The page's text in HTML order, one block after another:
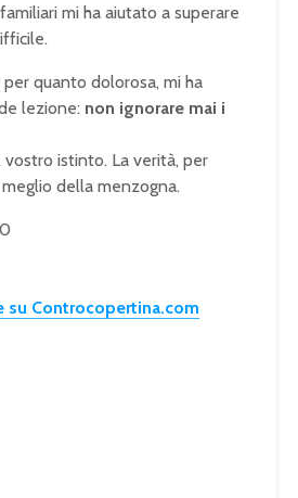
mi ha aiutato a superare
quanto dolorosa, mi ha
lezione: non ignorare mai i
istinto. La verità, per
della menzogna.
0
su Controcopertina.com